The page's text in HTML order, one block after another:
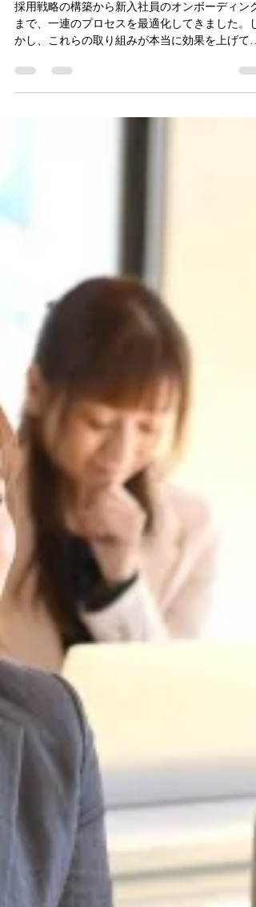
善サイクル
採用戦略の構築から新入社員のオンボーディング
かし、これらの取り組みが本当に効果を上げてい
るかを測定し、継続的に改善しなければ、投資対